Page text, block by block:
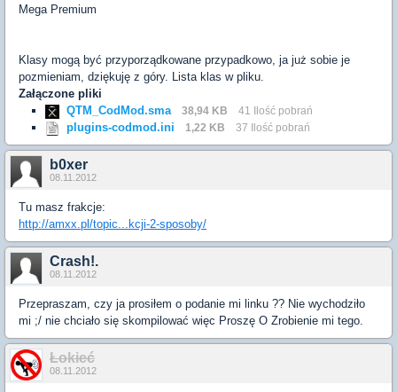
Mega Premium
Klasy mogą być przyporządkowane przypadkowo, ja już sobie je
pozmieniam, dziękuję z góry. Lista klas w pliku.
Załączone pliki
QTM_CodMod.sma
38,94 KB 41 Ilość pobrań
plugins-codmod.ini 1,22 KB 37 Ilość pobrań
b0xer
08.11.2012
Tu masz frakcje:
http://amxx.pl/topic...kcji-2-sposoby/
Crash!.
08.11.2012
Przepraszam, czy ja prosiłem o podanie mi linku ?? Nie wychodziło
mi ;/ nie chciało się skompilować więc Proszę O Zrobienie mi tego.
Łokieć
08.11.2012